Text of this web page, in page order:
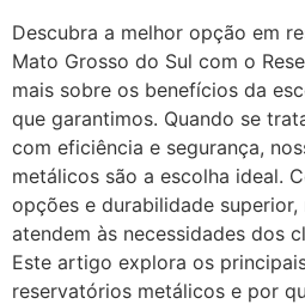
Descubra a melhor opção em
Mato Grosso do Sul com o
mais sobre os benefícios da
que garantimos. Quando se
com eficiência e segurança,
metálicos são a escolha ideal.
opções e durabilidade
atendem às necessidades dos
Este artigo explora os
reservatórios metálicos e por